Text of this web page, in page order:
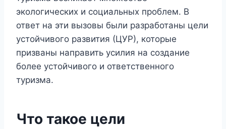
экологических и социальных проблем. В
ответ на эти вызовы были разработаны цели
устойчивого развития (ЦУР), которые
призваны направить усилия на создание
более устойчивого и ответственного
туризма.
Что такое цели